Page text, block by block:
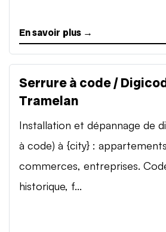
En savoir plus →
Serrure à code /
Tramelan
Installation et dépannage de
à code) à {city} :
commerces, entreprises.
historique, f...